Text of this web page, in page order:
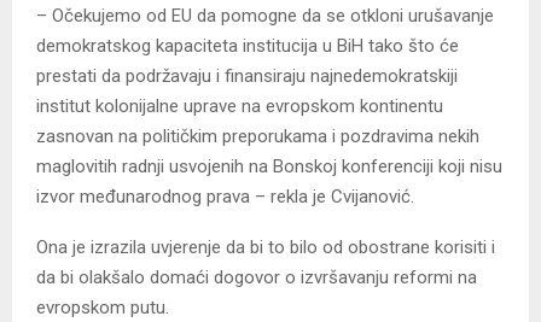
– Očekujemo od EU da pomogne da se otkloni urušavanje
demokratskog kapaciteta institucija u BiH tako što će
prestati da podržavaju i finansiraju najnedemokratskiji
institut kolonijalne uprave na evropskom kontinentu
zasnovan na političkim preporukama i pozdravima nekih
maglovitih radnji usvojenih na Bonskoj konferenciji koji nisu
izvor međunarodnog prava – rekla je Cvijanović.
Ona je izrazila uvjerenje da bi to bilo od obostrane korisiti i
da bi olakšalo domaći dogovor o izvršavanju reformi na
evropskom putu.